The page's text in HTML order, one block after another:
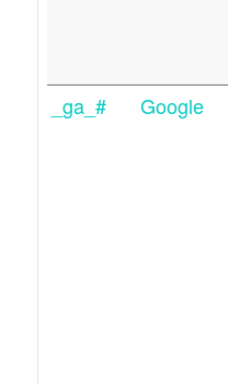
_ga_# Google